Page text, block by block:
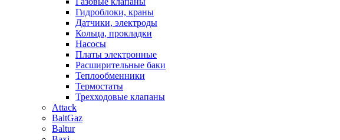
Гидроблоки, краны
Датчики, электроды
Кольца, прокладки
Насосы
Платы электронные
Расширительные баки
Теплообменники
Термостаты
Трехходовые клапаны
Attack
BaltGaz
Baltur